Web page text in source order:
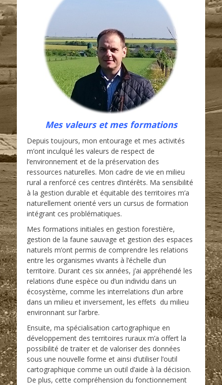
Mes valeurs et mes formations
Depuis toujours, mon entourage et mes activités
m’ont inculqué les valeurs de respect de
l’environnement et de la préservation des
ressources naturelles. Mon cadre de vie en milieu
rural a renforcé ces centres d’intérêts. Ma sensibilité
à la gestion durable et équitable des territoires m’a
naturellement orienté vers un cursus de formation
intégrant ces problématiques.
Mes formations initiales en gestion forestière,
gestion de la faune sauvage et gestion des espaces
naturels m’ont permis de comprendre les relations
entre les organismes vivants à l’échelle d’un
territoire. Durant ces six années, j’ai appréhendé les
relations d’une espèce ou d’un individu dans un
écosystème, comme les interrelations d’un arbre
dans un milieu et inversement, les effets du milieu
environnant sur l’arbre.
Ensuite, ma spécialisation cartographique en
développement des territoires ruraux m’a offert la
possibilité de traiter et de valoriser des données
sous une nouvelle forme et ainsi d’utiliser l’outil
cartographique comme un outil d’aide à la décision.
De plus, cette compréhension du fonctionnement